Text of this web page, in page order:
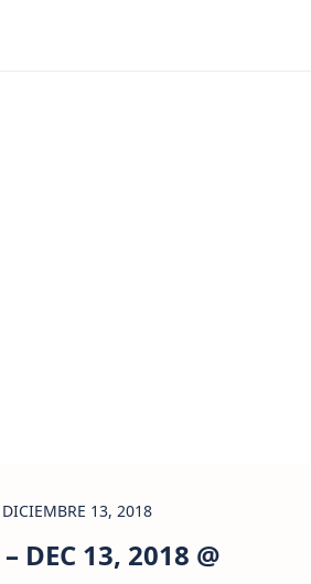
DICIEMBRE 13, 2018
DEC 13, 2018 @